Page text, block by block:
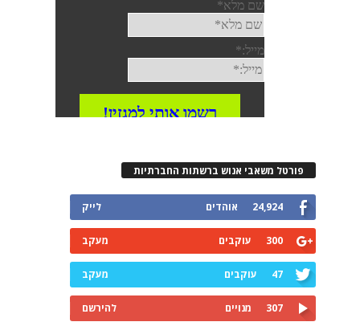
פורטל משאבי אנוש ברשתות החברתיות
24,924 אוהדים לייק
300 עוקבים מעקב
47 עוקבים מעקב
307 מנויים להירשם